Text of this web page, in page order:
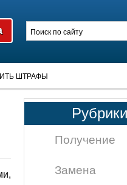
ШТРАФЫ
Рубрики
Получение
Замена